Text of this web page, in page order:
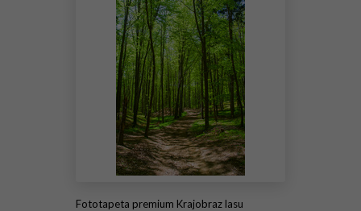
Fototapeta premium Krajobraz lasu